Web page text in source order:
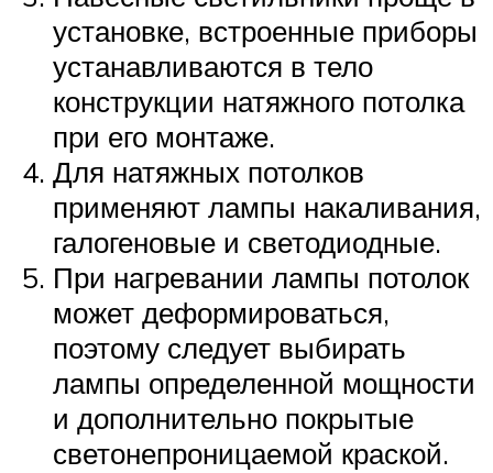
установке, встроенные приборы
устанавливаются в тело
конструкции натяжного потолка
при его монтаже.
Для натяжных потолков
применяют лампы накаливания,
галогеновые и светодиодные.
При нагревании лампы потолок
может деформироваться,
поэтому следует выбирать
лампы определенной мощности
и дополнительно покрытые
светонепроницаемой краской.